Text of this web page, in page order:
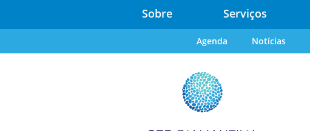
Sobre Serviços
Agenda Notícias